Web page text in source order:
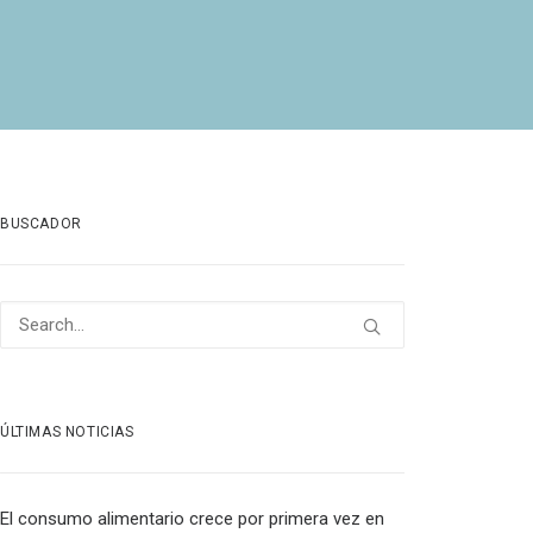
BUSCADOR
ÚLTIMAS NOTICIAS
El consumo alimentario crece por primera vez en